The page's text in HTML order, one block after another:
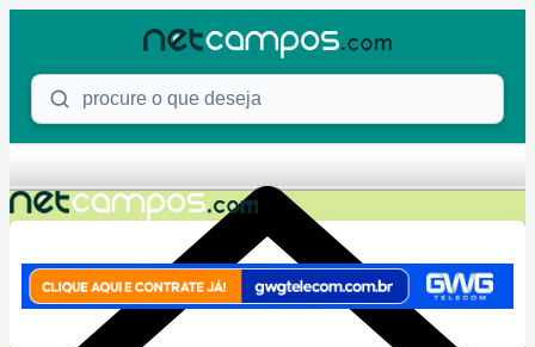
Procure o que deseja